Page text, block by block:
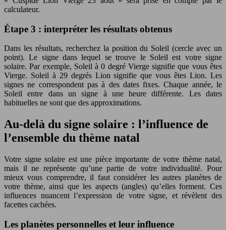
calculateur.
Étape 3 : interpréter les résultats obtenus
Dans les résultats, recherchez la position du Soleil (cercle avec un
point). Le signe dans lequel se trouve le Soleil est votre signe
solaire. Par exemple, Soleil à 0 degré Vierge signifie que vous êtes
Vierge. Soleil à 29 degrés Lion signifie que vous êtes Lion. Les
signes ne correspondent pas à des dates fixes. Chaque année, le
Soleil entre dans un signe à une heure différente. Les dates
habituelles ne sont que des approximations.
Au-delà du signe solaire : l’influence de
l’ensemble du thème natal
Votre signe solaire est une pièce importante de votre thème natal,
mais il ne représente qu’une partie de votre individualité. Pour
mieux vous comprendre, il faut considérer les autres planètes de
votre thème, ainsi que les aspects (angles) qu’elles forment. Ces
influences nuancent l’expression de votre signe, et révèlent des
facettes cachées.
Les planètes personnelles et leur influence